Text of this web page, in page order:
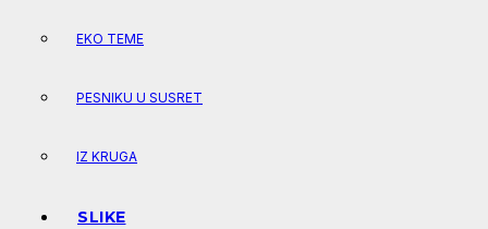
EKO TEME
PESNIKU U SUSRET
IZ KRUGA
SLIKE